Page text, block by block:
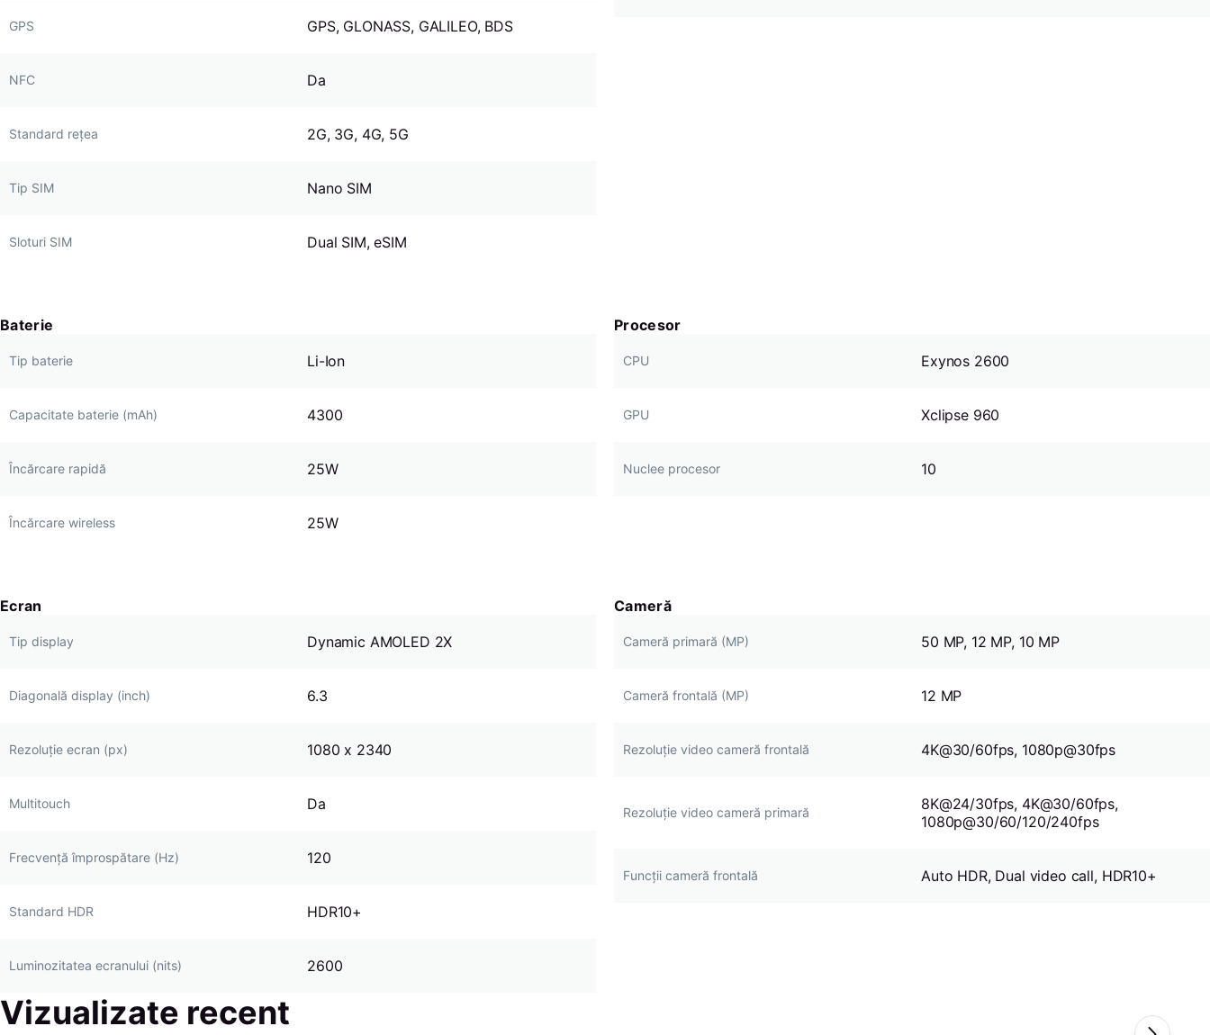
GPS GPS, GLONASS, GALILEO, BDS
NFC Da
Standard rețea 2G, 3G, 4G, 5G
Tip SIM Nano SIM
Sloturi SIM Dual SIM, eSIM
Baterie
Tip baterie Li-Ion
Capacitate baterie (mAh) 4300
Încărcare rapidă 25W
Încărcare wireless 25W
Procesor
CPU Exynos 2600
GPU Xclipse 960
Nuclee procesor 10
Ecran
Tip display Dynamic AMOLED 2X
Diagonală display (inch) 6.3
Rezoluție ecran (px) 1080 x 2340
Multitouch Da
Frecvență împrospătare (Hz) 120
Standard HDR HDR10+
Luminozitatea ecranului (nits) 2600
Cameră
Cameră primară (MP) 50 MP, 12 MP, 10 MP
Cameră frontală (MP) 12 MP
Rezoluție video сameră frontală 4K@30/60fps, 1080p@30fps
Rezoluție video cameră primară
8K@24/30fps, 4K@30/60fps,
1080p@30/60/120/240fps
Funcții cameră frontală Auto HDR, Dual video call, HDR10+
Vizualizate recent